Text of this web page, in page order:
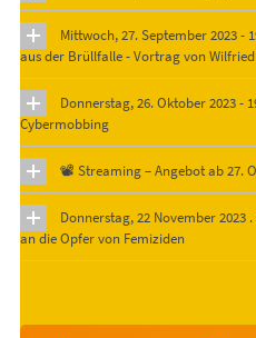
Mittwoch, 27. September 2023 -
aus der Brüllfalle - Vortrag von
Donnerstag, 26. Oktober 2023 -
Cybermobbing
📽 Streaming – Angebot ab 27.
Donnerstag, 22 November 2023
an die Opfer von Femiziden